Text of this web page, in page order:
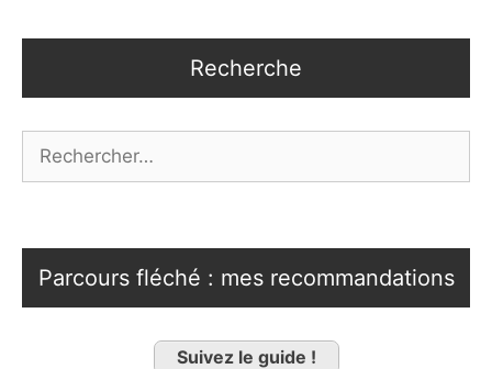
Recherche
Parcours fléché : mes recommandations
Suivez le guide !